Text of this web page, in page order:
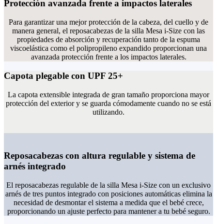
Protección avanzada frente a impactos laterales
Para garantizar una mejor protección de la cabeza, del cuello y de
manera general, el reposacabezas de la silla Mesa i-Size con las
propiedades de absorción y recuperación tanto de la espuma
viscoelástica como el polipropileno expandido proporcionan una
avanzada protección frente a los impactos laterales.
Capota plegable con UPF 25+
La capota extensible integrada de gran tamaño proporciona mayor
protección del exterior y se guarda cómodamente cuando no se está
utilizando.
Reposacabezas con altura regulable y sistema de
arnés integrado
El reposacabezas regulable de la silla Mesa i-Size con un exclusivo
arnés de tres puntos integrado con posiciones automáticas elimina la
necesidad de desmontar el sistema a medida que el bebé crece,
proporcionando un ajuste perfecto para mantener a tu bebé seguro.